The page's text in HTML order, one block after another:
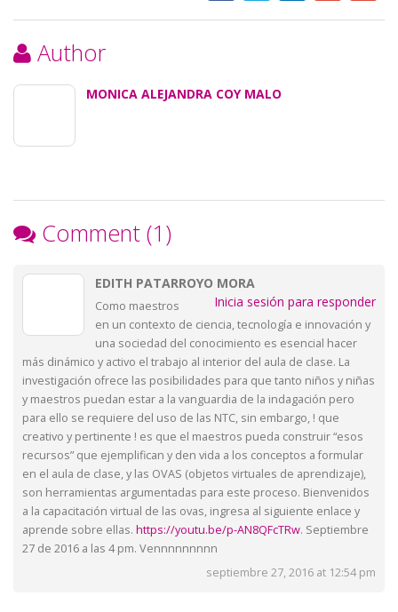
Author
MONICA ALEJANDRA COY MALO
Comment (1)
EDITH PATARROYO MORA
Inicia sesión para responder
Como maestros
en un contexto de ciencia, tecnología e innovación y
una sociedad del conocimiento es esencial hacer
más dinámico y activo el trabajo al interior del aula de clase. La
investigación ofrece las posibilidades para que tanto niños y niñas
y maestros puedan estar a la vanguardia de la indagación pero
para ello se requiere del uso de las NTC, sin embargo, ! que
creativo y pertinente ! es que el maestros pueda construir “esos
recursos” que ejemplifican y den vida a los conceptos a formular
en el aula de clase, y las OVAS (objetos virtuales de aprendizaje),
son herramientas argumentadas para este proceso. Bienvenidos
a la capacitación virtual de las ovas, ingresa al siguiente enlace y
aprende sobre ellas. https://youtu.be/p-AN8QFcTRw. Septiembre
27 de 2016 a las 4 pm. Vennnnnnnnn
septiembre 27, 2016 at 12:54 pm